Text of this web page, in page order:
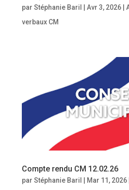
par Stéphanie Baril Avr 3, 2026|
verbaux CM
Compte rendu CM 12.02.26
par Stéphanie Baril Mar 11, 2026|